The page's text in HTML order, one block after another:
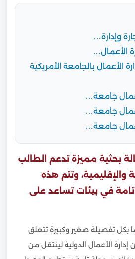
وإدارة…
الأعمال…
الأعمال بالجامعة الأمريكية
جامعة…
جامعة…
جامعة…
بحثية مميزة تدعم الطالب
والإقليمية، وتتم هذه
تامة في بيئات تساعد على
بكل تفصيلة صغير وكبيرة تتعلق
الأعمال الدولية لينتقل من